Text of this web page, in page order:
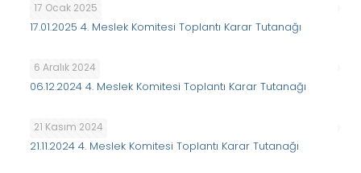
17 Ocak 2025
17.01.2025 4. Meslek Komitesi Toplantı Karar Tutanağı
6 Aralık 2024
06.12.2024 4. Meslek Komitesi Toplantı Karar Tutanağı
21 Kasım 2024
21.11.2024 4. Meslek Komitesi Toplantı Karar Tutanağı